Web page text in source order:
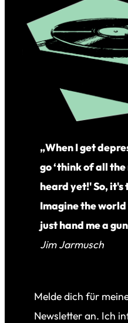
„When I get
go ‘think of all
heard yet!' So, it's
Imagine the
just hand me a
Jim Jarmusch
Melde dich für
Newsletter an. Ich